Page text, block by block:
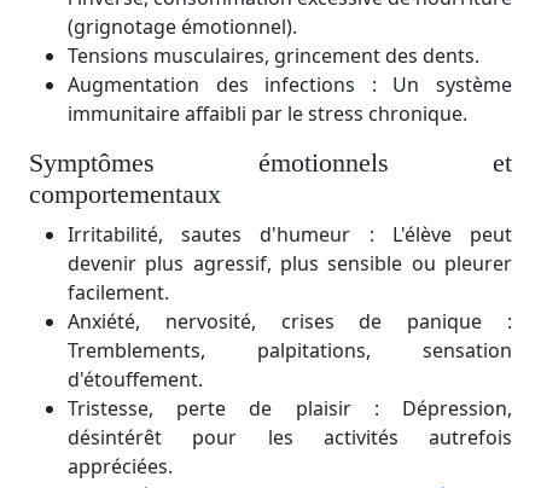
(grignotage émotionnel).
Tensions musculaires, grincement des dents.
Augmentation des infections : Un système
immunitaire affaibli par le stress chronique.
Symptômes émotionnels et
comportementaux
Irritabilité, sautes d'humeur : L'élève peut
devenir plus agressif, plus sensible ou pleurer
facilement.
Anxiété, nervosité, crises de panique :
Tremblements, palpitations, sensation
d'étouffement.
Tristesse, perte de plaisir : Dépression,
désintérêt pour les activités autrefois
appréciées.